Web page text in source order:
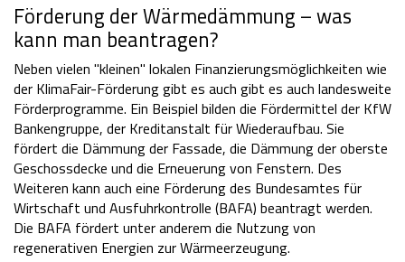
Förderung der Wärmedämmung – was
kann man beantragen?
Neben vielen "kleinen" lokalen Finanzierungsmöglichkeiten wie
der KlimaFair-Förderung gibt es auch gibt es auch landesweite
Förderprogramme. Ein Beispiel bilden die Fördermittel der KfW
Bankengruppe, der Kreditanstalt für Wiederaufbau. Sie
fördert die Dämmung der Fassade, die Dämmung der oberste
Geschossdecke und die Erneuerung von Fenstern. Des
Weiteren kann auch eine Förderung des Bundesamtes für
Wirtschaft und Ausfuhrkontrolle (BAFA) beantragt werden.
Die BAFA fördert unter anderem die Nutzung von
regenerativen Energien zur Wärmeerzeugung.